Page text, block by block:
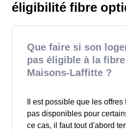
éligibilité fibre
Que faire si son
pas éligible à la fibre
Maisons-Laffitte ?
Il est possible que les
pas disponibles pour
ce cas, il faut tout d'abord